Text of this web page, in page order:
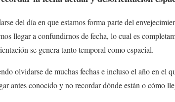
del día en que estamos forma parte del
llegar a confundirnos de fecha, lo cual es
se genera tanto temporal como espacial.
olvidarse de muchas fechas e incluso el año en el
antes conocido y no recordar dónde están o cómo